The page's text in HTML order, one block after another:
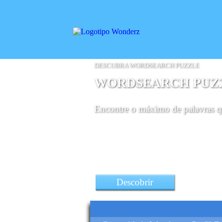
DESCUBRA WORDSEARCH PUZZLE
WORDSEARCH
Encontre o máximo de palavras
Descobrir
um Smartphone Poco F4
um smartphone
um Oukitel Wp32